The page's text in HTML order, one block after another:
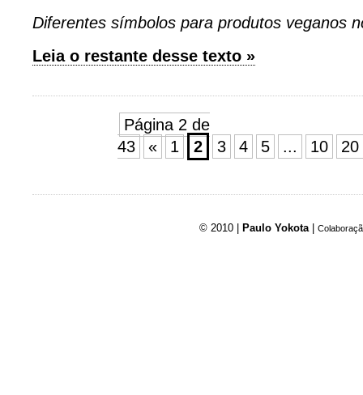
Diferentes símbolos para produtos veganos
Leia o restante desse texto »
Página 2 de
43
« 1 2 3 4 5 ... 10 20
© 2010 | Paulo Yokota |